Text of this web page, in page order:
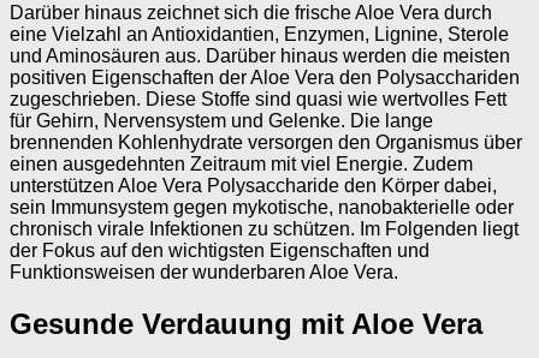
Darüber hinaus zeichnet sich die frische Aloe Vera durch
eine Vielzahl an Antioxidantien, Enzymen, Lignine, Sterole
und Aminosäuren aus. Darüber hinaus werden die meisten
positiven Eigenschaften der Aloe Vera den Polysacchariden
zugeschrieben. Diese Stoffe sind quasi wie wertvolles Fett
für Gehirn, Nervensystem und Gelenke. Die lange
brennenden Kohlenhydrate versorgen den Organismus über
einen ausgedehnten Zeitraum mit viel Energie. Zudem
unterstützen Aloe Vera Polysaccharide den Körper dabei,
sein Immunsystem gegen mykotische, nanobakterielle oder
chronisch virale Infektionen zu schützen. Im Folgenden liegt
der Fokus auf den wichtigsten Eigenschaften und
Funktionsweisen der wunderbaren Aloe Vera.
Gesunde Verdauung mit Aloe Vera